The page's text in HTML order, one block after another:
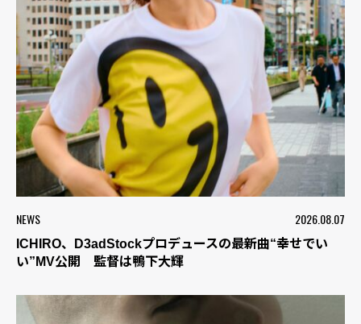
NEWS 2026.08.07
ICHIRO、D3adStockプロデュースの最新曲“幸せでい
い”MV公開 監督は鴨下大輝